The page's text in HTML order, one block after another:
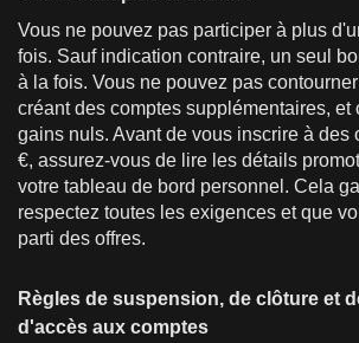
Vous ne pouvez pas participer à plus
fois. Sauf indication contraire, un seul
à la fois. Vous ne pouvez pas
créant des comptes supplémentaires, et
gains nuls. Avant de vous inscrire à des
€, assurez-vous de lire les détails
votre tableau de bord personnel. Cela
respectez toutes les exigences et que
parti des offres.
Règles de suspension, de clôture et
d'accès aux comptes